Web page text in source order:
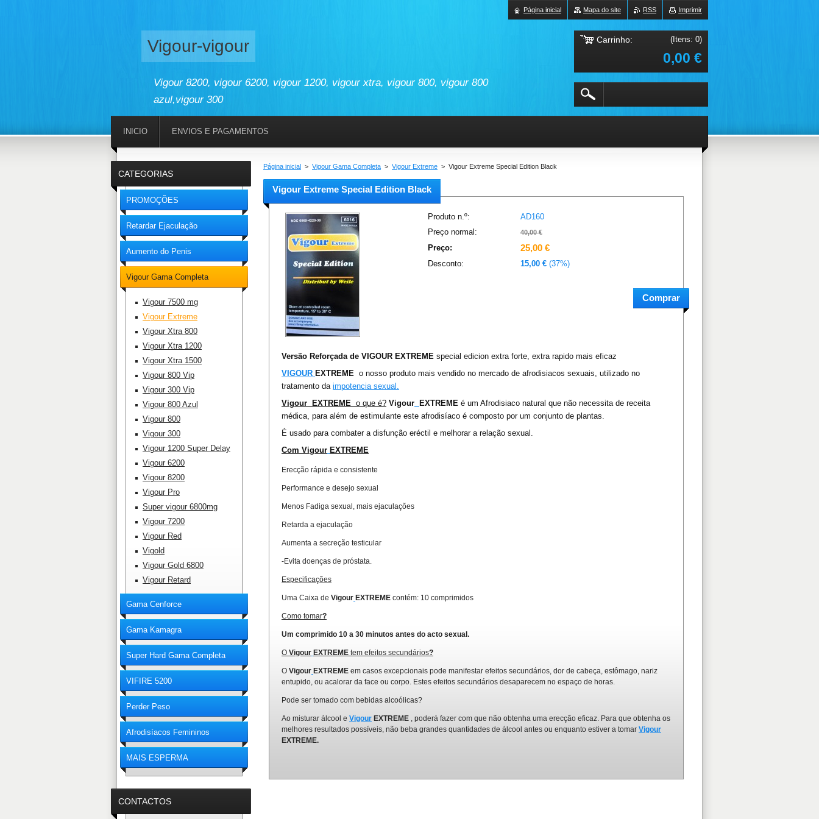
Vigour-vigour
Vigour 8200, vigour 6200, vigour 1200, vigour xtra, vigour 800, vigour 800
azul,vigour 300
Página inicial > Vigour Gama Completa > Vigour Extreme > Vigour Extreme Special Edition Black
Vigour Extreme Special Edition Black
Produto n.º:
AD160
Preço normal:
40,00 €
Preço: 25,00 €
Desconto: 15,00 € (37%)
Versão Reforçada de VIGOUR EXTREME special edicion extra forte, extra rapido mais eficaz
VIGOUR EXTREME o nosso produto mais vendido no mercado de afrodisiacos sexuais, utilizado no
tratamento da impotencia sexual .
Vigour EXTREME o que é? Vigour EXTREME é um Afrodisiaco natural que não necessita de receita
médica, para além de estimulante este afrodisíaco é composto por um conjunto de plantas.
É usado para combater a disfunção eréctil e melhorar a relação sexual.
Com Vigour EXTREME
Erecção rápida e consistente
Performance e desejo sexual
Menos Fadiga sexual, mais ejaculações
Retarda a ejaculação
Aumenta a secreção testicular
-Evita doenças de próstata.
Especificações
Uma Caixa de Vigour EXTREME contém: 10 comprimidos
Como tomar?
Um comprimido 10 a 30 minutos antes do acto sexual.
O Vigour EXTREME tem efeitos secundários?
O Vigour EXTREME em casos excepcionais pode manifestar efeitos secundários, dor de cabeça, estômago, nariz
entupido, ou acalorar da face ou corpo. Estes efeitos secundários desaparecem no espaço de horas.
Pode ser tomado com bebidas alcoólicas?
Ao misturar álcool e Vigour EXTREME , poderá fazer com que não obtenha uma erecção eficaz. Para que obtenha os
melhores resultados possíveis, não beba grandes quantidades de álcool antes ou enquanto estiver a tomar Vigour
EXTREME.
CATEGORIAS
PROMOÇÕES
Retardar Ejaculação
Aumento do Penis
Vigour Gama Completa
Vigour 7500 mg
Vigour Extreme
Vigour Xtra 800
Vigour Xtra 1200
Vigour Xtra 1500
Vigour 800 Vip
Vigour 300 Vip
Vigour 800 Azul
Vigour 800
Vigour 300
Vigour 1200 Super Delay
Vigour 6200
Vigour 8200
Vigour Pro
Super vigour 6800mg
Vigour 7200
Vigour Red
Vigold
Vigour Gold 6800
Vigour Retard
Gama Cenforce
Gama Kamagra
Super Hard Gama Completa
VIFIRE 5200
Perder Peso
Afrodisíacos Femininos
MAIS ESPERMA
CONTACTOS
INICIO ENVIOS E PAGAMENTOS
Imprimir
RSS
Mapa do site
Página inicial
Carrinho: (Itens: 0)
0,00 €